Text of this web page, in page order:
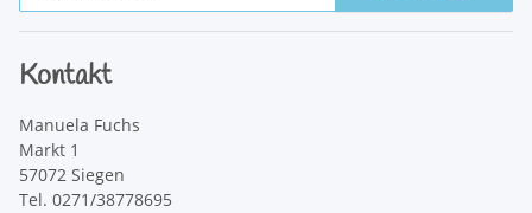
Kontakt
Manuela Fuchs
Markt 1
57072 Siegen
Tel. 0271/38778695